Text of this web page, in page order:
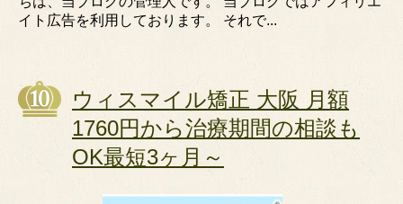
イト広告を利用しております。 それで...
ウィスマイル矯正 大阪 月額
1760円から治療期間の相談も
OK最短3ヶ月～